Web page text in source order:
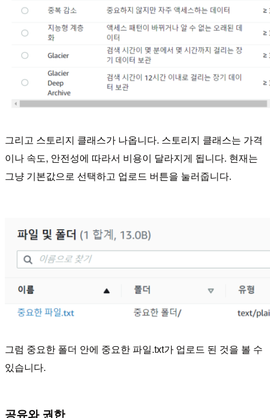
그리고 스토리지 클래스가 나옵니다. 스토리지 클래스는 가격
이나 속도, 안전성에 따라서 비용이 달라지게 됩니다. 현재는
그냥 기본값으로 선택하고 업로드 버튼을 눌러줍니다.
그럼 중요한 폴더 안에 중요한 파일.txt가 업로드 된 것을 볼 수
있습니다.
공유와 권한